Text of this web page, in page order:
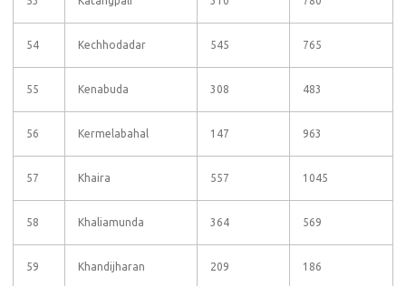
54 Kechhodadar 545 765
55 Kenabuda 308 483
56 Kermelabahal 147 963
57 Khaira 557 1045
58 Khaliamunda 364 569
59 Khandijharan 209 186